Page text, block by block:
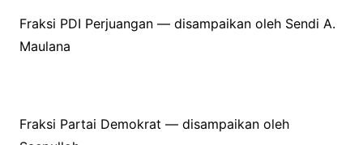
Fraksi PDI Perjuangan — disampaikan oleh Sendi A.
Maulana
Fraksi Partai Demokrat — disampaikan oleh